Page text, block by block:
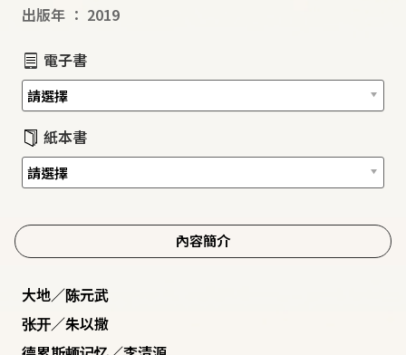
出版年 ： 2019
電子書
紙本書
內容簡介
大地／陈元武
张开／朱以撒